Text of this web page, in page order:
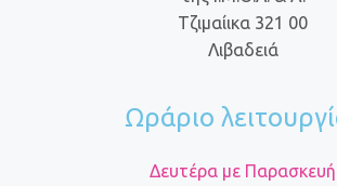
Τζιμαίικα 321 00
Λιβαδειά
Ωράριο
Δευτέρα με Παρασκευή